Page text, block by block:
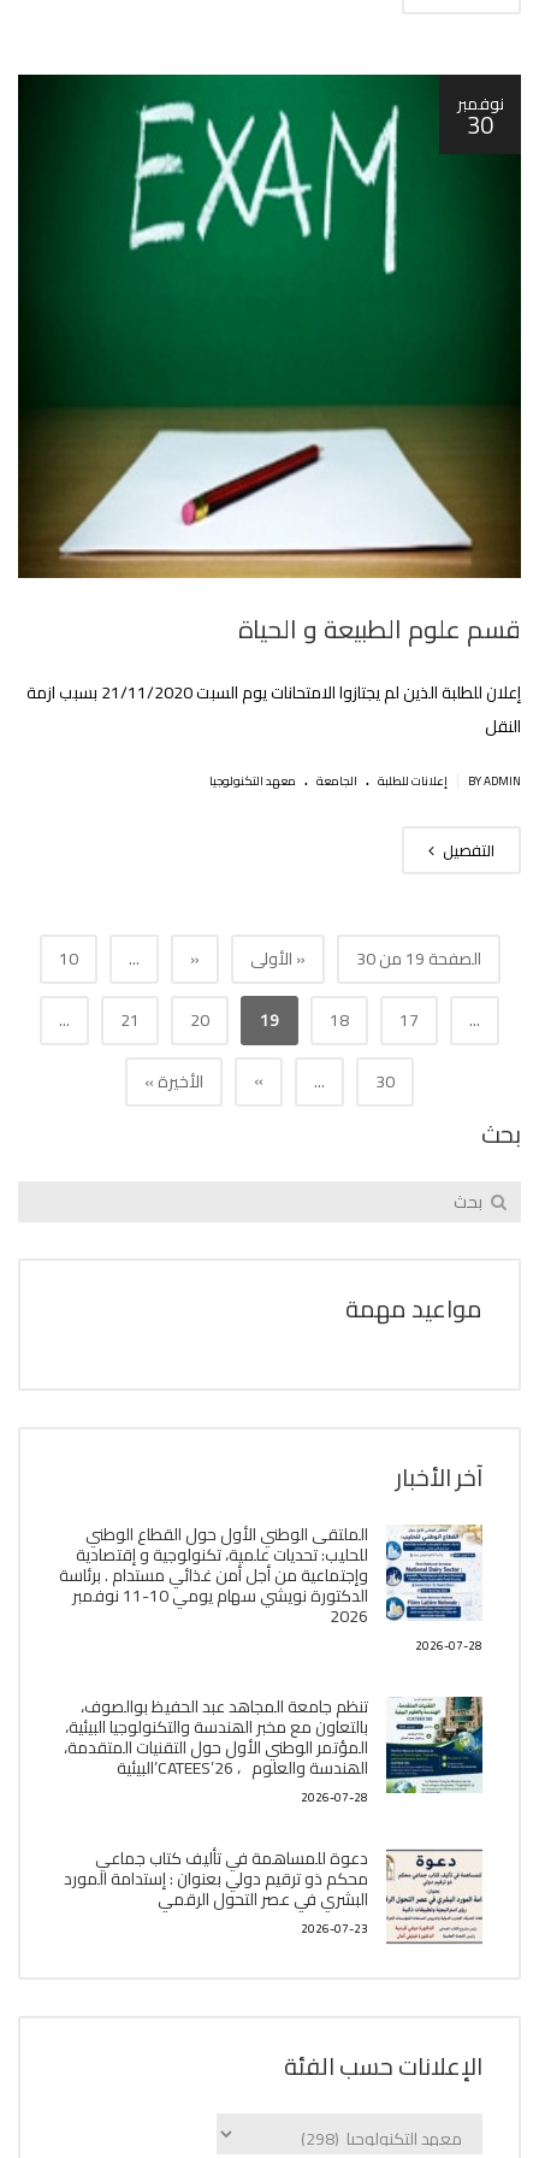
نوفمبر
30
قسم علوم الطبيعة و الحياة
إعلان للطلبة الذين لم يجتازوا الامتحانات يوم السبت 21/11/2020 بسبب ازمة
النقل‎
BY ADMIN إعلانات للطلبة . الجامعة . معهد التكنولوجيا
التفصيل
الصفحة 19 من 30 « الأولى «
...
10
...
17
18
19
20
21
...
30
...
» الأخيرة »
بحث
مواعيد مهمة
آخر الأخبار
الملتقى الوطني الأول حول القطاع الوطني
للحليب: تحديات علمية، تكنولوجية و إقتصادية
وإجتماعية من أجل أمن غذائي مستدام . برئاسة
الدكتورة نويشي سهام يومي 10-11 نوفمبر
2026
2026-07-28
تنظم جامعة المجاهد عبد الحفيظ بوالصوف،
بالتعاون مع مخبر الھندسة والتكنولوجيا البیئیة،
المؤتمر الوطني الأول حول التقنيات المتقدمة،
الھندسة والعلوم ، CATEES’26’البیئية
2026-07-28
دعوة للمساهمة في تأليف كتاب جماعي
محكم ذو ترقيم دولي بعنوان : إستدامة المورد
البشري في عصر التحول الرقمي
2026-07-23
الإعلانات حسب الفئة
الإعلانات